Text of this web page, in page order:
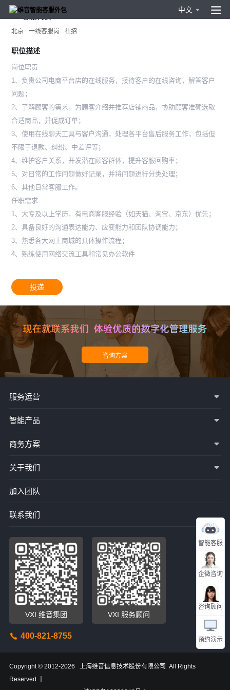
中文
北京 一线客服岗 社招
职位描述
岗位职责
1、负责公司电商平台店的在线服务，接待客户的在线咨询，解答客户
问题；
2、了解顾客的需求，为顾客介绍并推荐店铺商品，协助顾客准确选取
合适商品，并促成订单；
3、使用在线聊天工具与客户沟通，处理各平台售后服务工作，包括但
不限于退款、纠纷、中差评等；
4、维护客户关系，开发潜在顾客群体，提升客服回购率；
5、对日常的工作问题做好记录，并将问题进行分类处理；
6、其他日常客服工作。
任职需求
1、大专及以上学历，有电商客服经验（如天猫、淘宝、京东）优先；
2、具备良好的沟通表达能力、应变能力和团队协调能力；
3、熟悉各大网上商城的具体操作流程；
4、熟练使用网络交流工具和常见办公软件
投递
智能客服
企微咨询
咨询顾问
预约演示
服务运营
智能产品
商务方案
关于我们
加入团队
联系我们
VXI 维音集团 VXI 服务顾问
400-821-8755
Copyright © 2012-2026 上海维音信息技术股份有限公司 All Rights
Reserved 丨